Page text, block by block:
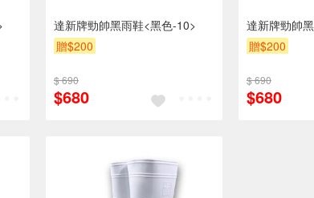
達新牌勁帥黑雨鞋<黑色-10>
贈$200
$ 690
$680
達新牌勁帥
贈$200
$ 690
$680